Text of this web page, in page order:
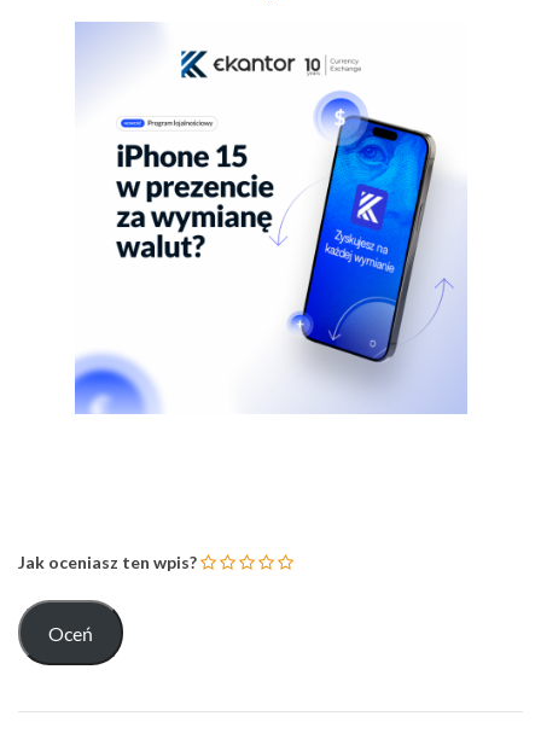
Jak oceniasz ten wpis?